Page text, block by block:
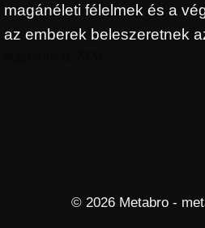
magánéleti félelmek és a
az emberek beleszeretnek
© 2026 Metabro -